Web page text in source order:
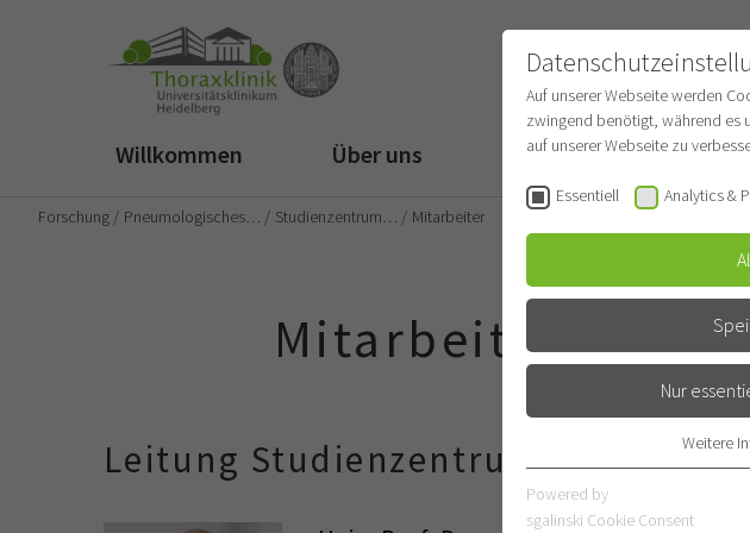
Willkommen Über uns Für Patienten
Forschung Pneumologisches… Studienzentrum… Mitarbeiter
Mitarbeiter/innen
Leitung Studienzentrum
Auf unserer Webseite werden
zwingend benötigt, während es
auf unserer Webseite zu
Essentiell Analytics &
Nur
Essentielle Cookies werden
benötigt. Dadurch ist
Weitere
Powered by
sgalinski Cookie Consent